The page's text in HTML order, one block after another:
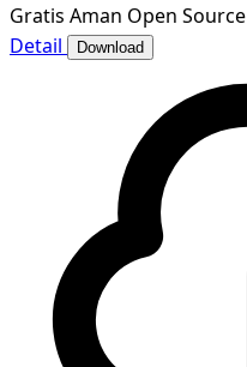
Gratis Aman Open Source
Detail
Download